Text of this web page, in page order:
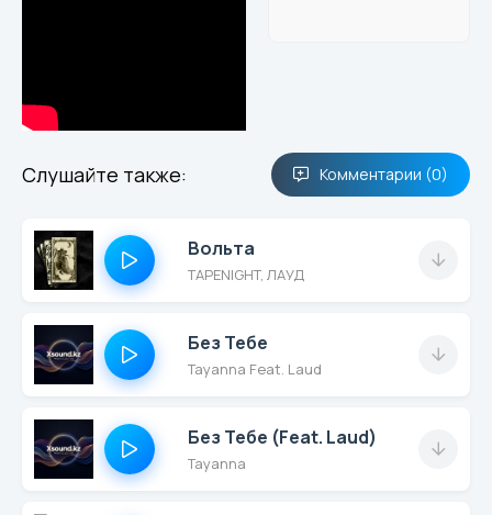
Слушайте также: Комментарии (0)
Вольта
TAPENIGHT, ЛАУД
Без Тебе
Tayanna Feat. Laud
Без Тебе (Feat. Laud)
Tayanna